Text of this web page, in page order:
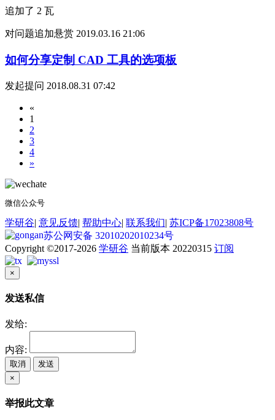
追加了 2 瓦
对问题追加悬赏 2019.03.16 21:06
如何分享定制 CAD 工具的选项板
发起提问 2018.08.31 07:42
«
1
2
3
4
»
微信公众号
学研谷| 意见反馈| 帮助中心| 联系我们| 苏ICP备17023808号
苏公网安备 32010202010234号
Copyright ©2017-2026 学研谷 当前版本 20220315 订阅
×
发送私信
发给:
内容:
取消
发送
×
举报此文章